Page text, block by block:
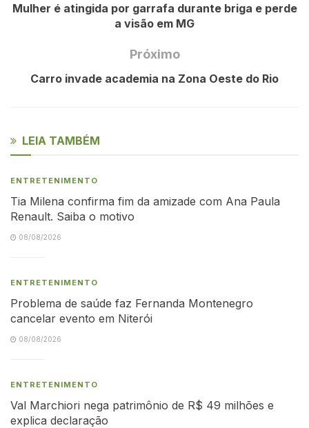
Mulher é atingida por garrafa durante briga e perde
a visão em MG
Próximo
Carro invade academia na Zona Oeste do Rio
LEIA TAMBÉM
ENTRETENIMENTO
Tia Milena confirma fim da amizade com Ana Paula
Renault. Saiba o motivo
08/08/2026
ENTRETENIMENTO
Problema de saúde faz Fernanda Montenegro
cancelar evento em Niterói
08/08/2026
ENTRETENIMENTO
Val Marchiori nega patrimônio de R$ 49 milhões e
explica declaração